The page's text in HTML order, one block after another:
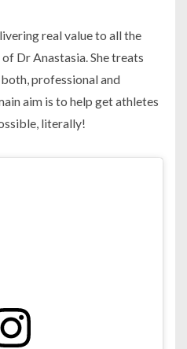
real value to all the
Dr Anastasia. She treats
professional and
aim is to help get athletes
literally!